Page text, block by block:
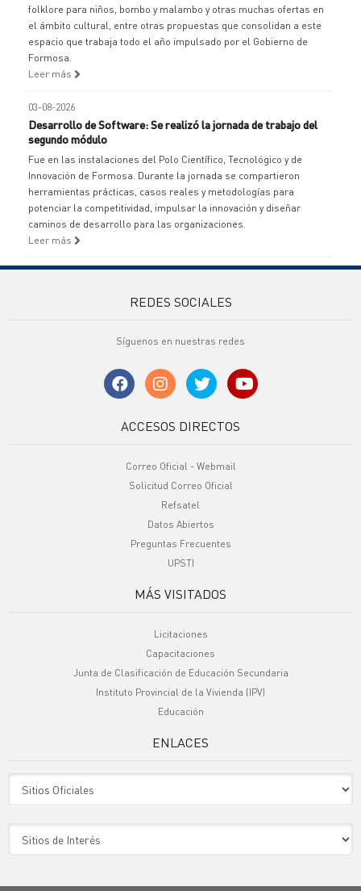
folklore para niños, bombo y malambo y otras muchas ofertas en
el ámbito cultural, entre otras propuestas que consolidan a este
espacio que trabaja todo el año impulsado por el Gobierno de
Formosa.
Leer más
03-08-2026
Desarrollo de Software: Se realizó la jornada de trabajo del
segundo módulo
Fue en las instalaciones del Polo Científico, Tecnológico y de
Innovación de Formosa. Durante la jornada se compartieron
herramientas prácticas, casos reales y metodologías para
potenciar la competitividad, impulsar la innovación y diseñar
caminos de desarrollo para las organizaciones.
Leer más
REDES SOCIALES
Síguenos en nuestras redes
ACCESOS DIRECTOS
Correo Oficial - Webmail
Solicitud Correo Oficial
Refsatel
Datos Abiertos
Preguntas Frecuentes
UPSTI
MÁS VISITADOS
Licitaciones
Capacitaciones
Junta de Clasificación de Educación Secundaria
Instituto Provincial de la Vivienda (IPV)
Educación
ENLACES